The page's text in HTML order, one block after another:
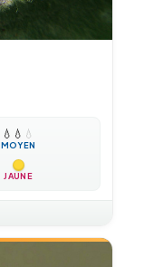
💧 💧 💧
MOYEN
JAUNE